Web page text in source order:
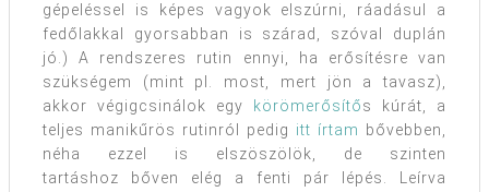
gépeléssel is képes vagyok elszúrni, ráadásul a
fedőlakkal gyorsabban is szárad, szóval duplán
jó.) A rendszeres rutin ennyi, ha erősítésre van
szükségem (mint pl. most, mert jön a tavasz),
akkor végigcsinálok egy
körömerősítős kúrát, a
teljes manikűrös rutinról pedig itt írtam
bővebben,
néha ezzel is elszöszölök, de szinten
tartáshoz bőven elég a fenti pár lépés. Leírva